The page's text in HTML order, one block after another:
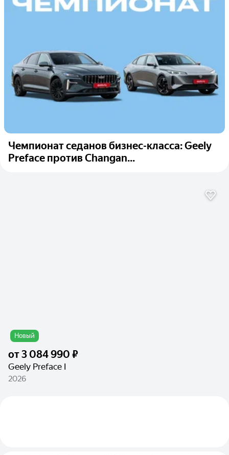
Чемпионат седанов бизнес-класса: Geely
Preface против Changan...
Новый
от3 084 990 ₽
Geely Preface I
2026